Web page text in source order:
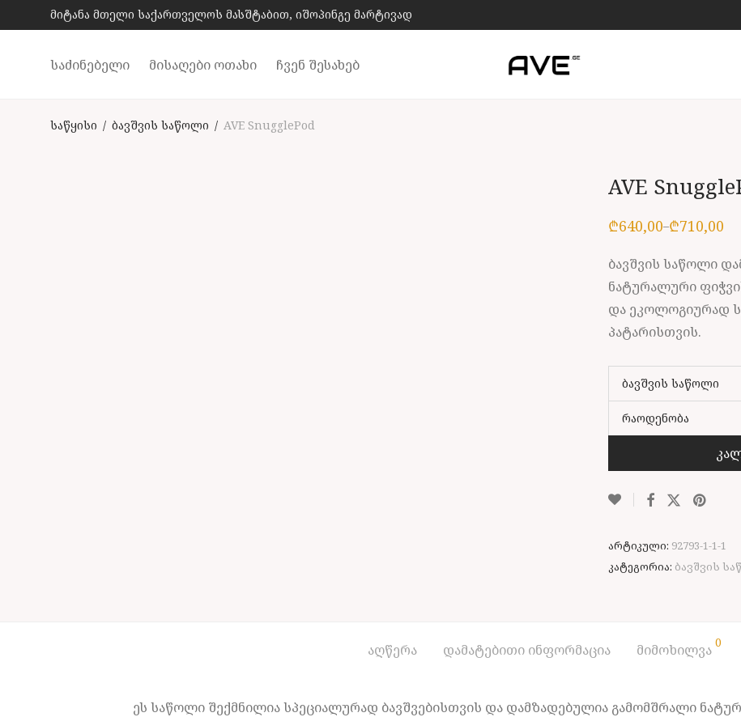
მიტანა მთელი საქართველოს მასშტაბით, იშოპინგე მარტივად
საძინებელი მისაღები ოთახი ჩვენ შესახებ
საწყისი / ბავშვის საწოლი / AVE SnugglePod
AVE
₾640,00–₾710,00
Price
through
₾710,00
ბავშვის საწოლი
ნატურალური
და ეკოლოგიურად
პატარისთვის.
ბავშვის საწოლი
რაოდენობა
არტიკული: 92793-1-1-1
კატეგორია: ბავშვის
აღწერა დამატებითი ინფორმაცია მიმოხილვა 0
ეს საწოლი შექმნილია სპეციალურად ბავშვებისთვის და დამზადებულია გამომშრალი